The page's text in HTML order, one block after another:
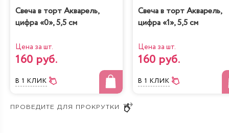
Свеча в торт Акварель,
цифра «0», 5,5 см
Цена за шт.
160 руб.
В 1 КЛИК
Свеча в торт Акварель,
цифра «1», 5,5 см
Цена за шт.
160 руб.
В 1 КЛИК